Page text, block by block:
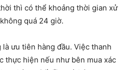
thì có thể khoảng thời gian xử
quá 24 giờ.
ưu tiên hàng đầu. Việc thanh
thực hiện nếu như bên mua xác